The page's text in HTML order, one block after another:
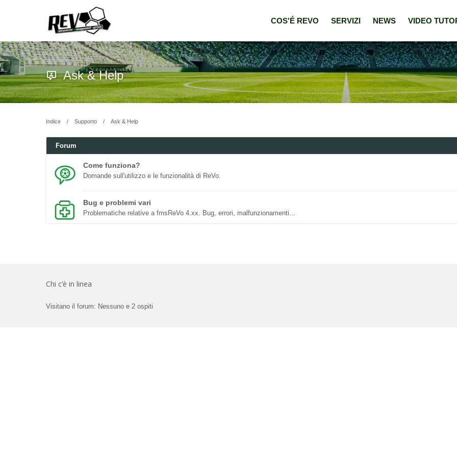
COS'É REVO SERVIZI NEWS VIDEO
Ask & Help
Indice Supporto Ask & Help
Forum
Come funziona?
Domande sull'utilizzo e le funzionalità di ReVo.
Bug e problemi vari
Problematiche relative a fmsReVo 4.xx. Bug, errori, malfunzionamenti...
Chi c’è in linea
Visitano il forum: Nessuno e 2 ospiti